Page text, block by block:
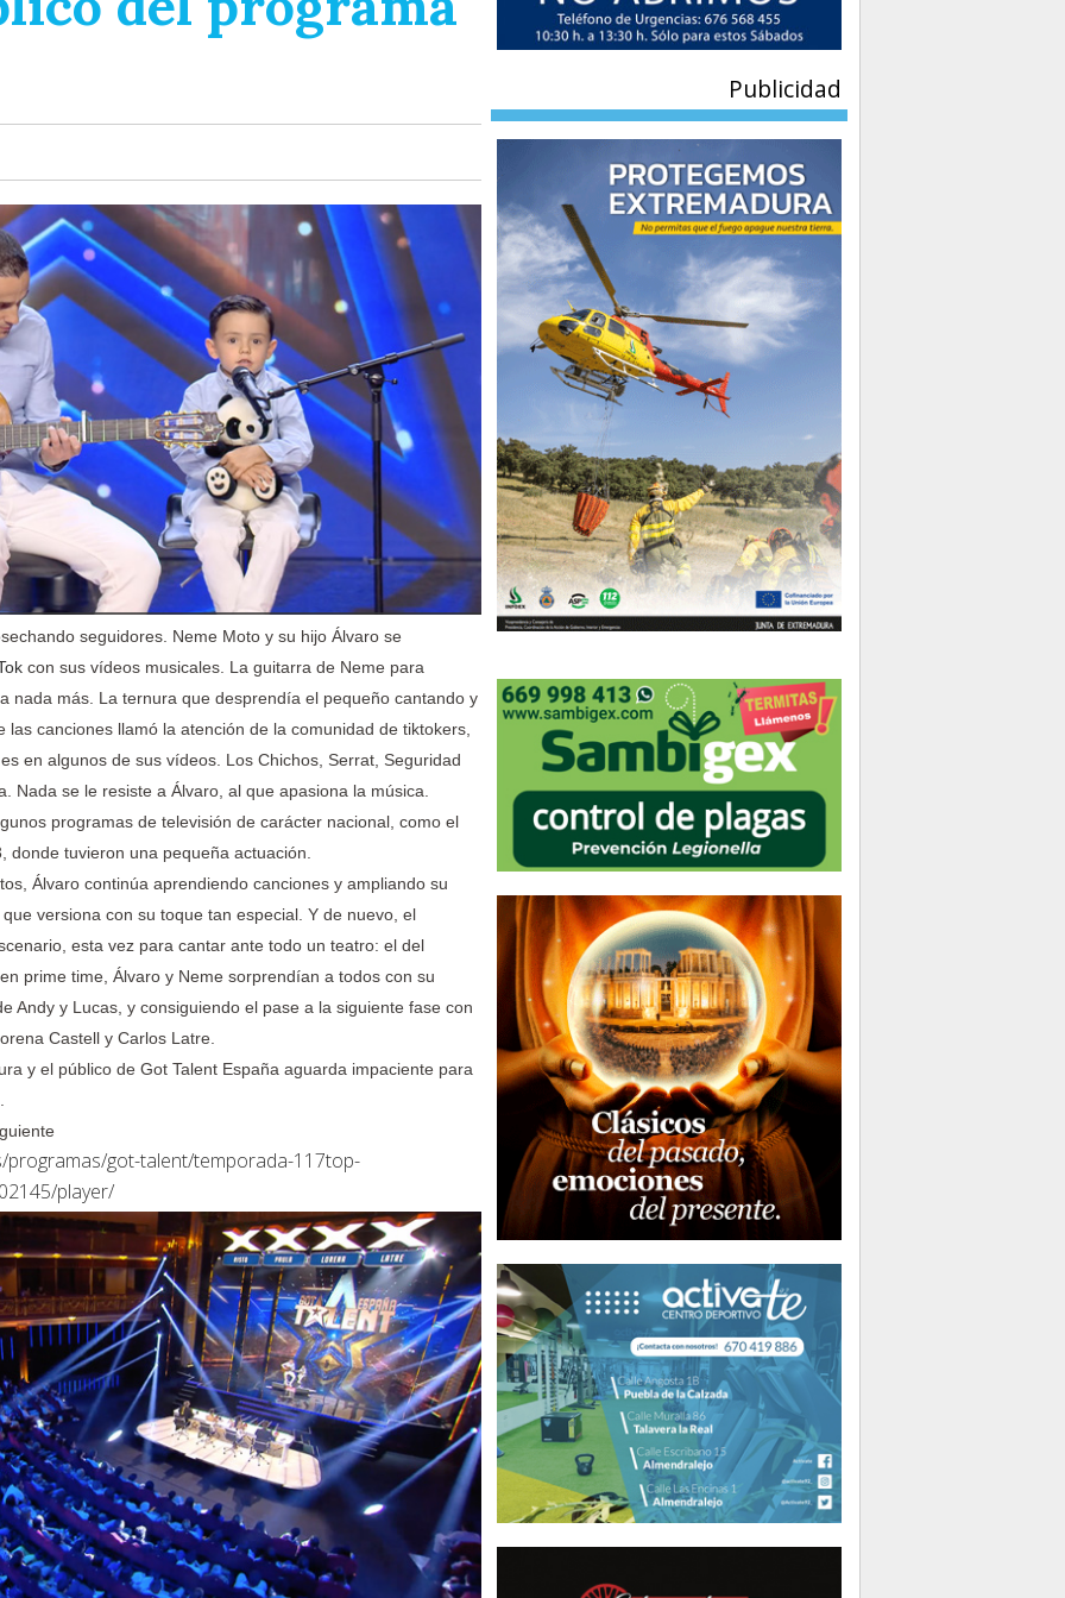
seguidores. Neme Moto y su hijo Álvaro se
con sus vídeos musicales. La guitarra de Neme para
nada más. La ternura que desprendía el pequeño cantando y
canciones llamó la atención de la comunidad de tiktokers,
en algunos de sus vídeos. Los Chichos, Serrat, Seguridad
Nada se le resiste a Álvaro, al que apasiona la música.
programas de televisión de carácter nacional, como el
donde tuvieron una pequeña actuación.
Álvaro continúa aprendiendo canciones y ampliando su
versiona con su toque tan especial. Y de nuevo, el
esta vez para cantar ante todo un teatro: el del
prime time, Álvaro y Neme sorprendían a todos con su
Andy y Lucas, y consiguiendo el pase a la siguiente fase con
Castell y Carlos Latre.
y el público de Got Talent España aguarda impaciente para
programas/got-talent/temporada-117top-
player/
Publicidad